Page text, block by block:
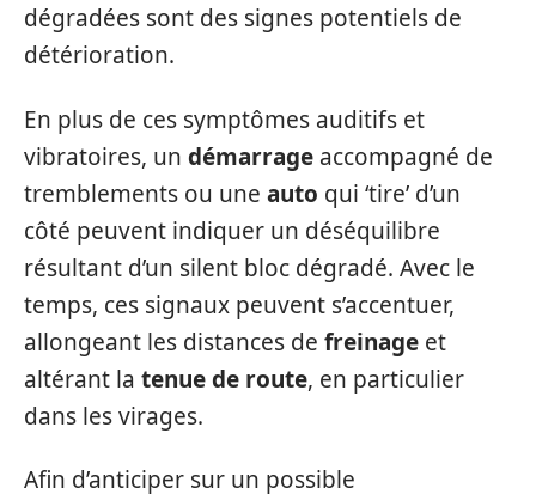
dégradées sont des signes potentiels de
détérioration.
En plus de ces symptômes auditifs et
vibratoires, un démarrage accompagné de
tremblements ou une auto qui ‘tire’ d’un
côté peuvent indiquer un déséquilibre
résultant d’un silent bloc dégradé. Avec le
temps, ces signaux peuvent s’accentuer,
allongeant les distances de freinage et
altérant la tenue de route, en particulier
dans les virages.
Afin d’anticiper sur un possible